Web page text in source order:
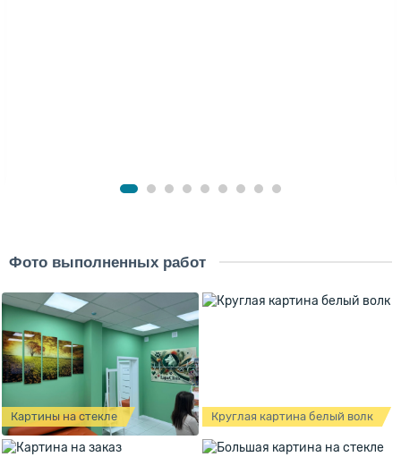
Фото выполненных работ
Картины на стекле Круглая картина белый волк